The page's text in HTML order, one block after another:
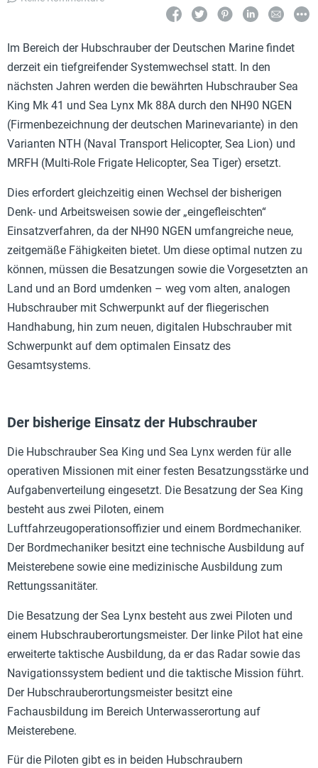
Im Bereich der Hubschrauber der Deutschen Marine findet
derzeit ein tiefgreifender Systemwechsel statt. In den
nächsten Jahren werden die bewährten Hubschrauber Sea
King Mk 41 und Sea Lynx Mk 88A durch den NH90 NGEN
(Firmenbezeichnung der deutschen Marinevariante) in den
Varianten NTH (Naval Transport Helicopter, Sea Lion) und
MRFH (Multi-Role Frigate Helicopter, Sea Tiger) ersetzt.
Dies erfordert gleichzeitig einen Wechsel der bisherigen
Denk- und Arbeitsweisen sowie der „eingefleischten“
Einsatzverfahren, da der NH90 NGEN umfangreiche neue,
zeitgemäße Fähigkeiten bietet. Um diese optimal nutzen zu
können, müssen die Besatzungen sowie die Vorgesetzten an
Land und an Bord umdenken – weg vom alten, analogen
Hubschrauber mit Schwerpunkt auf der fliegerischen
Handhabung, hin zum neuen, digitalen Hubschrauber mit
Schwerpunkt auf dem optimalen Einsatz des
Gesamtsystems.
Der bisherige Einsatz der Hubschrauber
Die Hubschrauber Sea King und Sea Lynx werden für alle
operativen Missionen mit einer festen Besatzungsstärke und
Aufgabenverteilung eingesetzt. Die Besatzung der Sea King
besteht aus zwei Piloten, einem
Luftfahrzeugoperationsoffizier und einem Bordmechaniker.
Der Bordmechaniker besitzt eine technische Ausbildung auf
Meisterebene sowie eine medizinische Ausbildung zum
Rettungssanitäter.
Die Besatzung der Sea Lynx besteht aus zwei Piloten und
einem Hubschrauberortungsmeister. Der linke Pilot hat eine
erweiterte taktische Ausbildung, da er das Radar sowie das
Navigationssystem bedient und die taktische Mission führt.
Der Hubschrauberortungsmeister besitzt eine
Fachausbildung im Bereich Unterwasserortung auf
Meisterebene.
Für die Piloten gibt es in beiden Hubschraubern